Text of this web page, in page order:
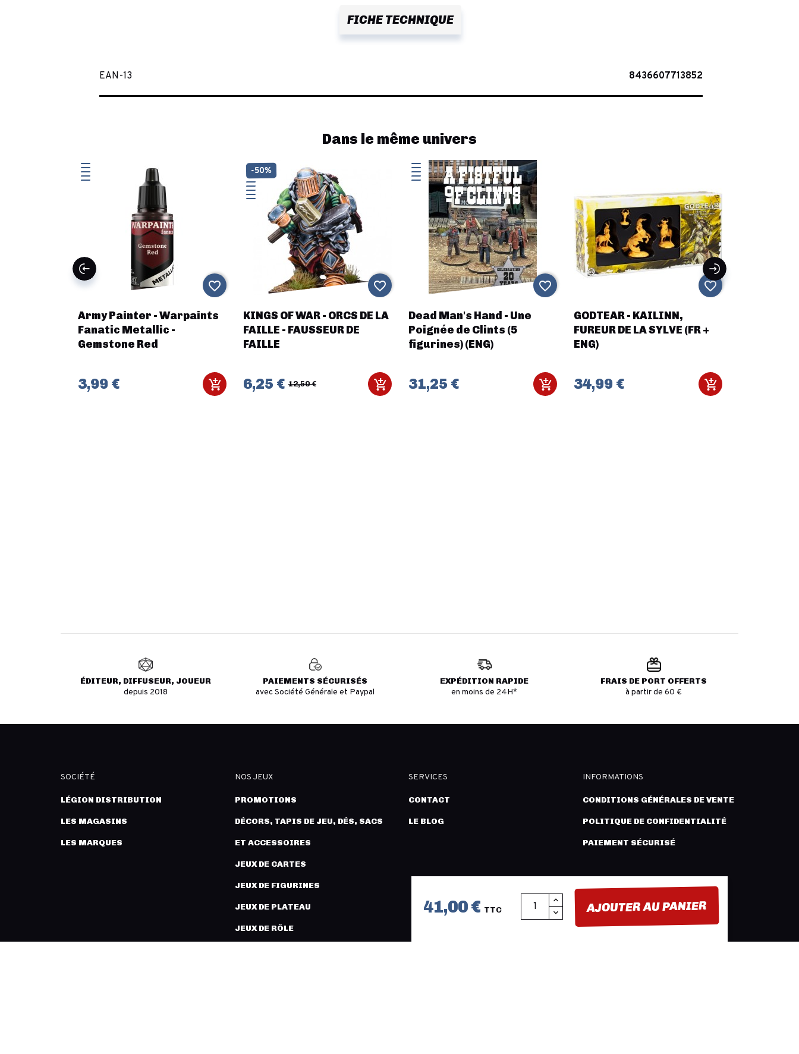
41,00 € TTC AJOUTER AU PANIER
FICHE TECHNIQUE
EAN-13 8436607713852
Dans le même univers
Army Painter - Warpaints
Fanatic Metallic -
Gemstone Red
3,99 €
favorite_border
KINGS OF WAR - ORCS DE LA
FAILLE - FAUSSEUR DE
FAILLE
6,25 € 12,50 €
-50%
favorite_border
Dead Man's Hand - Une
Poignée de Clints (5
figurines) (ENG)
31,25 €
favorite_border
GODTEAR - KAILINN,
FUREUR DE LA SYLVE (FR +
ENG)
34,99 €
favorite_border
ÉDITEUR, DIFFUSEUR, JOUEUR
depuis 2018
PAIEMENTS SÉCURISÉS
avec Société Générale et Paypal
EXPÉDITION RAPIDE
en moins de 24H*
FRAIS DE PORT OFFERTS
à partir de 60 €
SOCIÉTÉ
LÉGION DISTRIBUTION
LES MAGASINS
LES MARQUES
NOS JEUX
PROMOTIONS
DÉCORS, TAPIS DE JEU, DÉS, SACS
ET ACCESSOIRES
JEUX DE CARTES
JEUX DE FIGURINES
JEUX DE PLATEAU
JEUX DE RÔLE
SERVICES
CONTACT
LE BLOG
INFORMATIONS
CONDITIONS GÉNÉRALES DE VENTE
POLITIQUE DE CONFIDENTIALITÉ
PAIEMENT SÉCURISÉ